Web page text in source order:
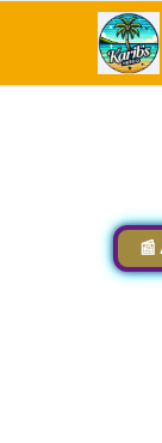
📰